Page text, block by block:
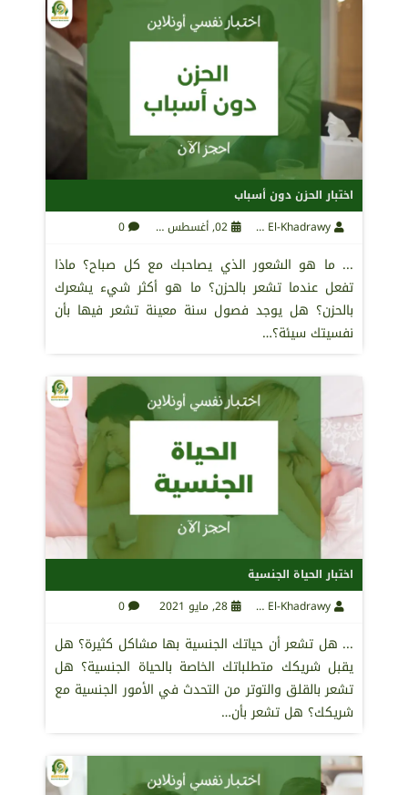
اختبار الحزن دون أسباب
02, أغسطس 2021 0
... ما هو الشعور الذي يصاحبك مع كل صباح؟ ماذا
تفعل عندما تشعر بالحزن؟ ما هو أكثر شيء يشعرك
بالحزن؟ هل يوجد فصول سنة معينة تشعر فيها بأن
نفسيتك سيئة؟…
اختبار الحياة الجنسية
28, مايو 2021 0
... هل تشعر أن حياتك الجنسية بها مشاكل كثيرة؟ هل
يقبل شريكك متطلباتك الخاصة بالحياة الجنسية؟ هل
تشعر بالقلق والتوتر من التحدث في الأمور الجنسية مع
شريكك؟ هل تشعر بأن…